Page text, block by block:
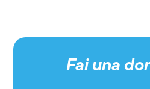
Fai una